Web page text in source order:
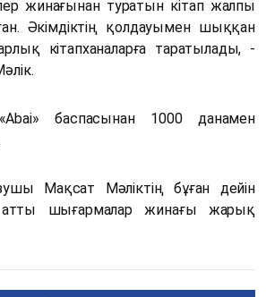
жинағынан туратын кітап жалпы
Әкімдіктің қолдауымен шыққан
кітапханаларға таратылады, -
баспасынан 1000 данамен
Мақсат Мәліктің бұған дейін
атты шығармалар жинағы жарық